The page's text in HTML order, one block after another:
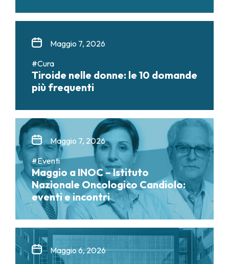
Maggio 7, 2026
#Cura
Tiroide nelle donne: le 10 domande
più frequenti
Maggio 7, 2026
#Eventi
Maggio a INOC – Istituto
Nazionale Oncologico Candiolo:
eventi e incontri
Maggio 6, 2026